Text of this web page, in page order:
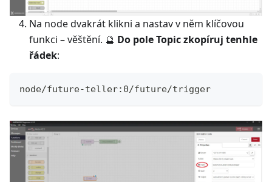
Na node dvakrát klikni a nastav v něm klíčovou
funkci – věštění. 🔮 Do pole Topic zkopíruj tenhle
řádek:
node/future-teller:0/future/trigger